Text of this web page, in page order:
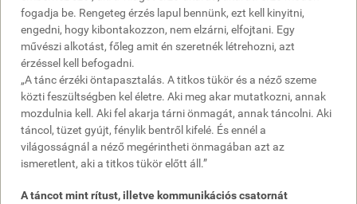
fogadja be. Rengeteg érzés lapul bennünk, ezt kell kinyitni,
engedni, hogy kibontakozzon, nem elzárni, elfojtani. Egy
művészi alkotást, főleg amit én szeretnék létrehozni, azt
érzéssel kell befogadni.
„A tánc érzéki öntapasztalás. A titkos tükör és a néző szeme
közti feszültségben kel életre. Aki meg akar mutatkozni, annak
mozdulnia kell. Aki fel akarja tárni önmagát, annak táncolni. Aki
táncol, tüzet gyújt, fénylik bentről kifelé. És ennél a
világosságnál a néző megérintheti önmagában azt az
ismeretlent, aki a titkos tükör előtt áll.”
A táncot mint rítust, illetve kommunikációs csatornát